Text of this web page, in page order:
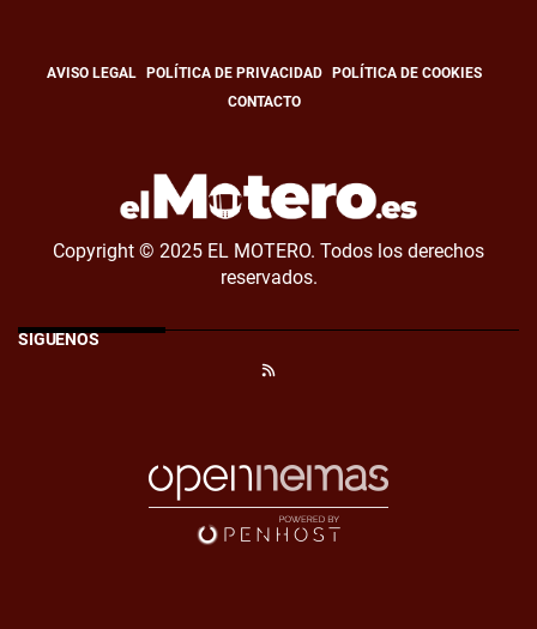
AVISO LEGAL POLÍTICA DE PRIVACIDAD
POLÍTICA DE COOKIES
CONTACTO
Copyright © 2025 EL MOTERO. Todos los derechos
reservados.
SÍGUENOS